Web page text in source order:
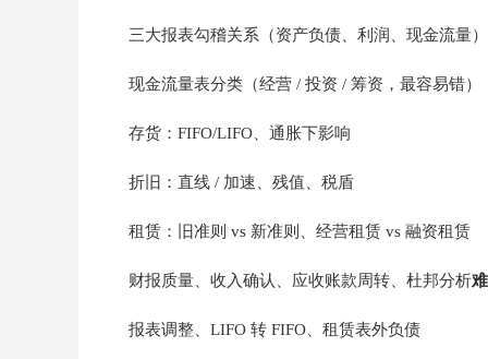
三大报表勾稽关系（资产负债、利润、现金流量）
现金流量表分类（经营 / 投资 / 筹资，最容易错）
存货：FIFO/LIFO、通胀下影响
折旧：直线 / 加速、残值、税盾
租赁：旧准则 vs 新准则、经营租赁 vs 融资租赁
财报质量、收入确认、应收账款周转、杜邦分析
报表调整、LIFO 转 FIFO、租赁表外负债